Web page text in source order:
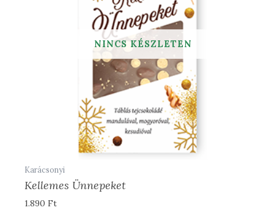
Karácsonyi
Kellemes Ünnepeket
1.890 Ft